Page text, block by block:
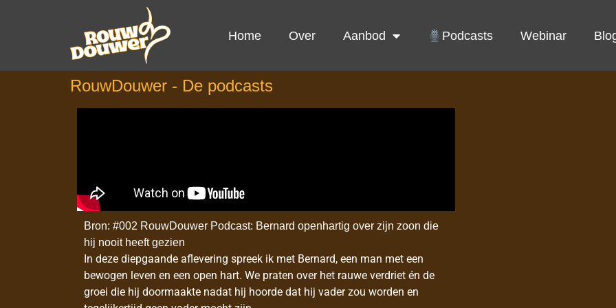
Home Over Aanbod Podcasts Webinar
RouwDouwer - De podcasts
Bron: #002 RouwDouwer Podcast: Bernard openhartig over zijn zoon die
hij nooit heeft gezien
In deze diepgaande aflevering spreek ik met Bernard, een man met een
bewogen leven en een open hart. We praten over het rauwe verdriet én de
groei die hij doormaakte nadat hij hoorde dat hij vader zou worden en